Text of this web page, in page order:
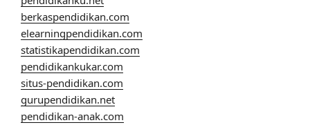
berkaspendidikan.com
elearningpendidikan.com
statistikapendidikan.com
pendidikankukar.com
situs-pendidikan.com
gurupendidikan.net
pendidikan-anak.com